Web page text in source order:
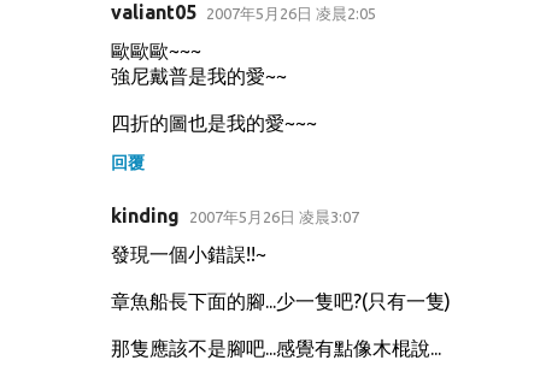
valiant05 2007年5月26日 凌晨2:05
歐歐歐~~~
強尼戴普是我的愛~~
四折的圖也是我的愛~~~
回覆
kinding 2007年5月26日 凌晨3:07
發現一個小錯誤!!~
章魚船長下面的腳...少一隻吧?(只有一隻)
那隻應該不是腳吧...感覺有點像木棍說...